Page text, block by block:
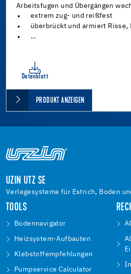
Arbeitsfugen und Übergängen
extrem zug- und reißfest
überbrückt und armiert Risse,
…
Datenblatt
PRODUKT ANZEIGEN
UZIN UTZ SE
Verlegesysteme für Estrich, Boden
TOOLS
Bodennavigator
Heizsystem-Aufbauten
Klebstoffempfehlungen
Pumpservice Calculator